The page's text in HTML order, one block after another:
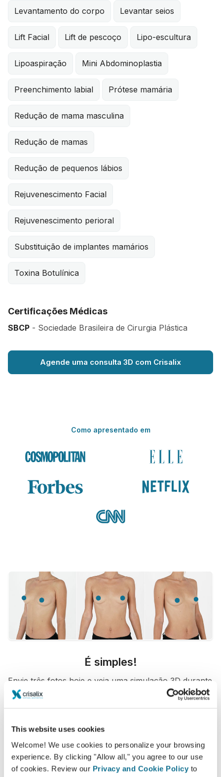
This website uses cookies
Welcome! We use cookies to personalize your browsing
experience. By clicking "Allow all," you agree to our use
of cookies. Review our Privacy and Cookie Policy to
Levantamento do corpo Levantar seios
Lift Facial Lift de pescoço Lipo-escultura
Lipoaspiração Mini Abdominoplastia
Preenchimento labial Prótese mamária
Redução de mama masculina
Redução de mamas
Redução de pequenos lábios
Rejuvenescimento Facial
Rejuvenescimento perioral
Substituição de implantes mamários
Toxina Botulínica
Certificações Médicas
SBCP - Sociedade Brasileira de Cirurgia Plástica
Agende uma consulta 3D com Crisalix
Como apresentado em
É simples!
Envie três fotos hoje e veja uma simulação 3D durante
sua próxima consulta com
Dra. Chreichi Lopes de
simulação e compartilhar com amigos depois da
consulta e assim tomar uma decisão mais segura.
Veja sua simulação agora!